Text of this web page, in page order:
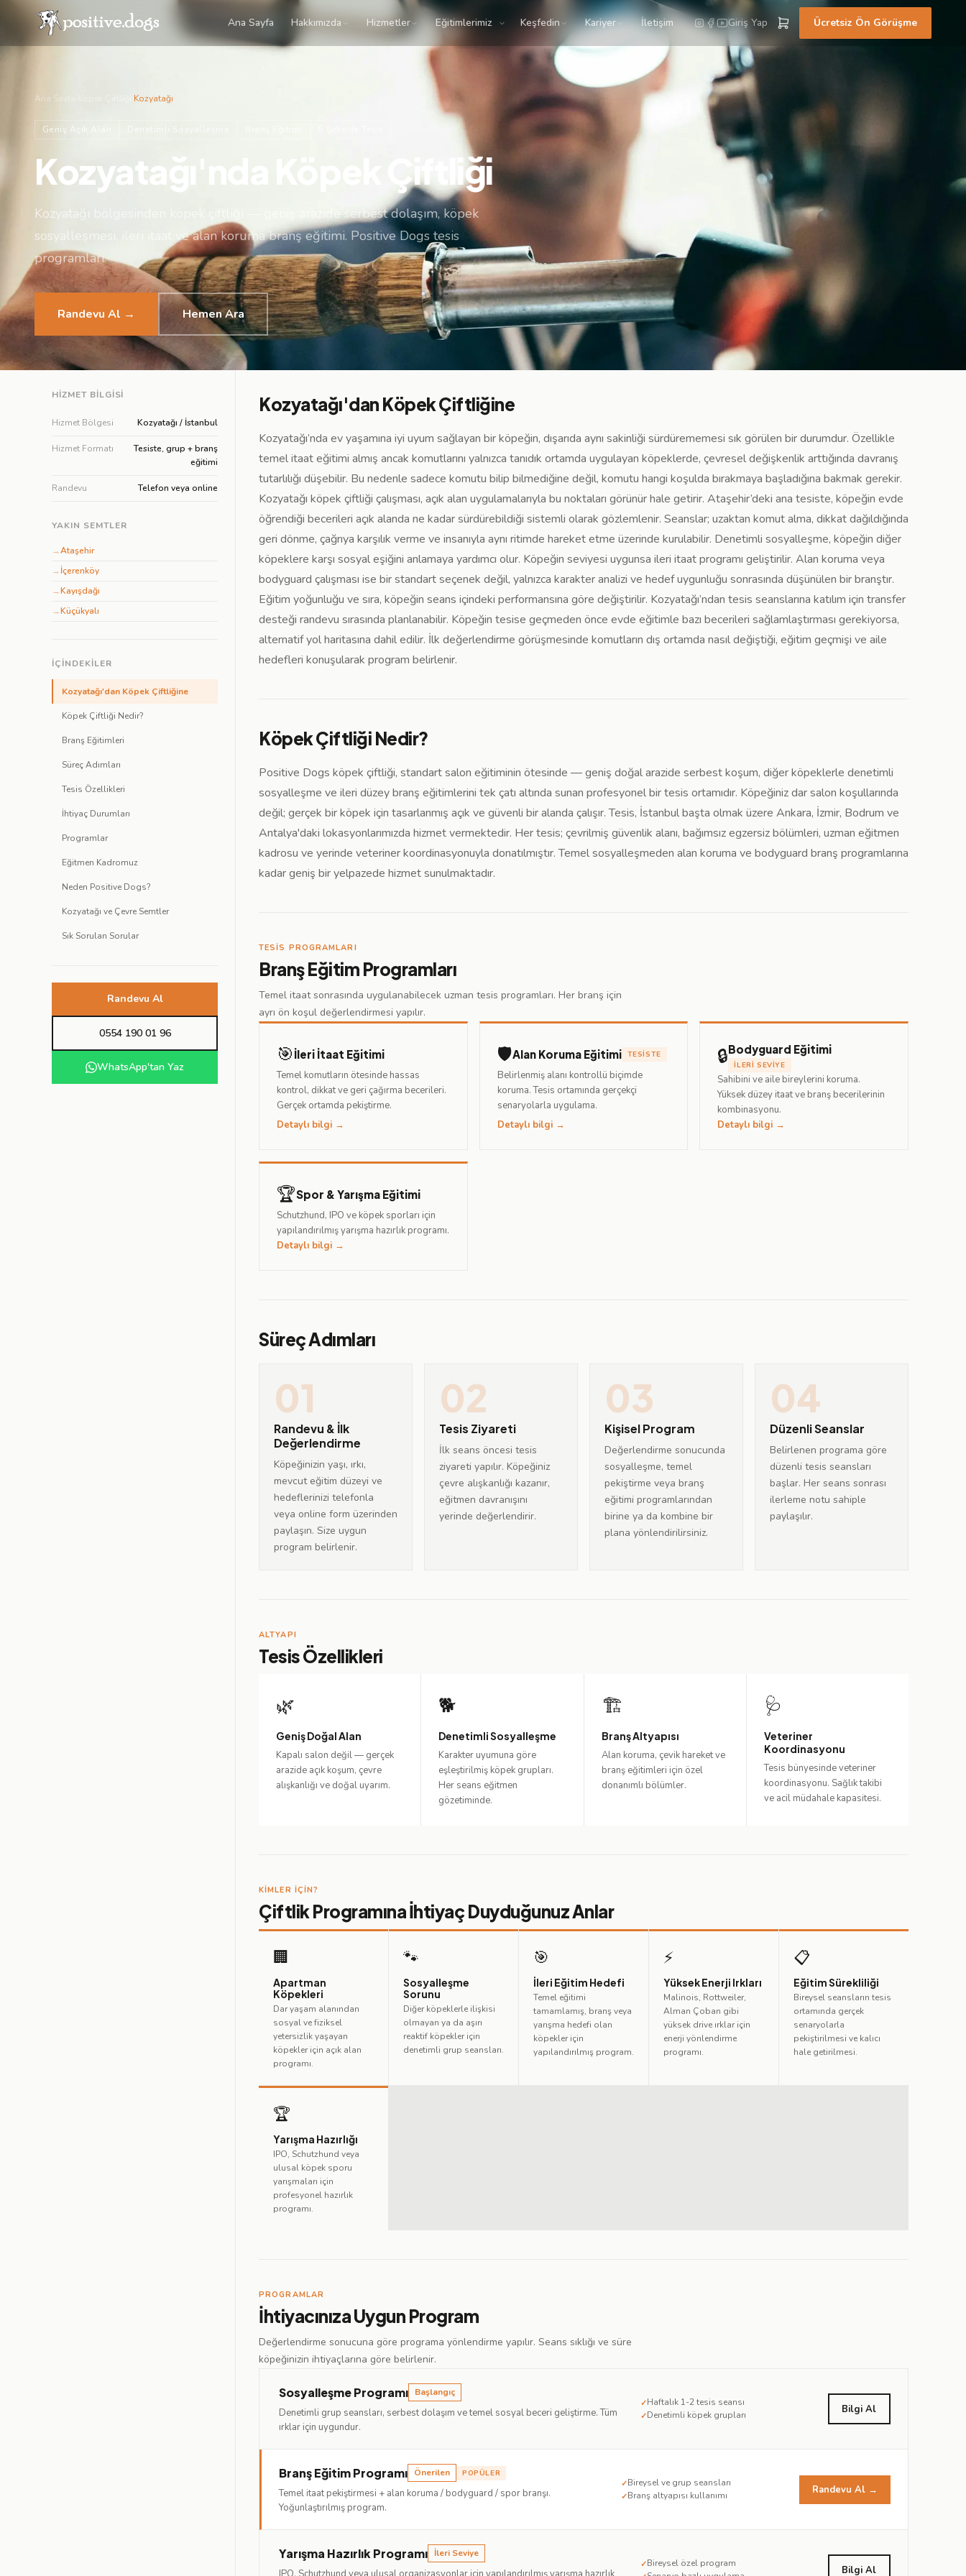
Ana Sayfa Hakkımızda Hizmetler Eğitimlerimiz Keşfedin Kariyer İletişim Giriş Yap Ücretsiz Ön Görüşme
Ana Sayfa Kozyatağı
Geniş Açık Alan
Kozyatağı'nda Köpek Çiftliği
Kozyatağı bölgesinden köpek çiftliği — geniş arazide serbest dolaşım, köpek
sosyalleşmesi, ileri itaat ve alan koruma branş eğitimi. Positive Dogs tesis
programları.
Randevu Al → Hemen Ara
HIZMET BILGISI
Hizmet Bölgesi Kozyatağı / İstanbul
Hizmet Formatı
Tesiste, grup + branş
eğitimi
Randevu Telefon veya online
YAKIN SEMTLER
→Ataşehir
→İçerenköy
→Kayışdağı
→Küçükyalı
İÇINDEKILER
Kozyatağı'dan Köpek Çiftliğine
Köpek Çiftliği Nedir?
Branş Eğitimleri
Süreç Adımları
Tesis Özellikleri
İhtiyaç Durumları
Programlar
Eğitmen Kadromuz
Neden Positive Dogs?
Kozyatağı ve Çevre Semtler
Sık Sorulan Sorular
Randevu Al
0554 190 01 96
WhatsApp'tan Yaz
Kozyatağı'dan Köpek Çiftliğine
Kozyatağı’nda ev yaşamına iyi uyum sağlayan bir köpeğin, dışarıda aynı sakinliği sürdürememesi sık görülen bir durumdur. Özellikle
temel itaat eğitimi almış ancak komutlarını yalnızca tanıdık ortamda uygulayan köpeklerde, çevresel değişkenlik arttığında davranış
tutarlılığı düşebilir. Bu nedenle sadece komutu bilip bilmediğine değil, komutu hangi koşulda bırakmaya başladığına bakmak gerekir.
Kozyatağı köpek çiftliği çalışması, açık alan uygulamalarıyla bu noktaları görünür hale getirir. Ataşehir’deki ana tesiste, köpeğin evde
öğrendiği becerileri açık alanda ne kadar sürdürebildiği sistemli olarak gözlemlenir. Seanslar; uzaktan komut alma, dikkat dağıldığında
geri dönme, çağrıya karşılık verme ve insanıyla aynı ritimde hareket etme üzerinde kurulabilir. Denetimli sosyalleşme, köpeğin diğer
köpeklere karşı sosyal eşiğini anlamaya yardımcı olur. Köpeğin seviyesi uygunsa ileri itaat programı geliştirilir. Alan koruma veya
bodyguard çalışması ise bir standart seçenek değil, yalnızca karakter analizi ve hedef uygunluğu sonrasında düşünülen bir branştır.
Eğitim yoğunluğu ve sıra, köpeğin seans içindeki performansına göre değiştirilir. Kozyatağı’ndan tesis seanslarına katılım için transfer
desteği randevu sırasında planlanabilir. Köpeğin tesise geçmeden önce evde eğitimle bazı becerileri sağlamlaştırması gerekiyorsa,
alternatif yol haritasına dahil edilir. İlk değerlendirme görüşmesinde komutların dış ortamda nasıl değiştiği, eğitim geçmişi ve aile
hedefleri konuşularak program belirlenir.
Köpek Çiftliği Nedir?
Positive Dogs köpek çiftliği, standart salon eğitiminin ötesinde — geniş doğal arazide serbest koşum, diğer köpeklerle denetimli
sosyalleşme ve ileri düzey branş eğitimlerini tek çatı altında sunan profesyonel bir tesis ortamıdır. Köpeğiniz dar salon koşullarında
değil; gerçek bir köpek için tasarlanmış açık ve güvenli bir alanda çalışır. Tesis, İstanbul başta olmak üzere Ankara, İzmir, Bodrum ve
Antalya'daki lokasyonlarımızda hizmet vermektedir. Her tesis; çevrilmiş güvenlik alanı, bağımsız egzersiz bölümleri, uzman eğitmen
kadrosu ve yerinde veteriner koordinasyonuyla donatılmıştır. Temel sosyalleşmeden alan koruma ve bodyguard branş programlarına
kadar geniş bir yelpazede hizmet sunulmaktadır.
TESIS PROGRAMLARI
Branş Eğitim Programları
Temel itaat sonrasında uygulanabilecek uzman tesis programları. Her branş için
ayrı ön koşul değerlendirmesi yapılır.
🎯 İleri İtaat Eğitimi
Temel komutların ötesinde hassas
kontrol, dikkat ve geri çağırma becerileri.
Gerçek ortamda pekiştirme.
Detaylı bilgi →
🛡️Alan Koruma Eğitimi TESISTE
Belirlenmiş alanı kontrollü biçimde
koruma. Tesis ortamında gerçekçi
senaryolarla uygulama.
Detaylı bilgi →
🔒Bodyguard Eğitimi
İLERI SEVIYE
Sahibini ve aile bireylerini koruma.
Yüksek düzey itaat ve branş becerilerinin
kombinasyonu.
Detaylı bilgi →
🏆Spor & Yarışma Eğitimi
Schutzhund, IPO ve köpek sporları için
yapılandırılmış yarışma hazırlık programı.
Detaylı bilgi →
Süreç Adımları
01
Randevu & İlk
Değerlendirme
Köpeğinizin yaşı, ırkı,
mevcut eğitim düzeyi ve
hedeflerinizi telefonla
veya online form üzerinden
paylaşın. Size uygun
program belirlenir.
02
Tesis Ziyareti
İlk seans öncesi tesis
ziyareti yapılır. Köpeğiniz
çevre alışkanlığı kazanır,
eğitmen davranışını
yerinde değerlendirir.
03
Kişisel Program
Değerlendirme sonucunda
sosyalleşme, temel
pekiştirme veya branş
eğitimi programlarından
birine ya da kombine bir
plana yönlendirilirsiniz.
04
Düzenli Seanslar
Belirlenen programa göre
düzenli tesis seansları
başlar. Her seans sonrası
ilerleme notu sahiple
paylaşılır.
ALTYAPI
Tesis Özellikleri
🌿
Geniş Doğal Alan
Kapalı salon değil — gerçek
arazide açık koşum, çevre
alışkanlığı ve doğal uyarım.
🐕
Denetimli Sosyalleşme
Karakter uyumuna göre
eşleştirilmiş köpek grupları.
Her seans eğitmen
gözetiminde.
🏗️
Branş Altyapısı
Alan koruma, çevik hareket ve
branş eğitimleri için özel
donanımlı bölümler.
🩺
Veteriner
Koordinasyonu
Tesis bünyesinde veteriner
koordinasyonu. Sağlık takibi
ve acil müdahale kapasitesi.
KIMLER IÇIN?
Çiftlik Programına İhtiyaç Duyduğunuz Anlar
🏢
Apartman
Köpekleri
Dar yaşam alanından
sosyal ve fiziksel
yetersizlik yaşayan
köpekler için açık alan
programı.
🐾
Sosyalleşme
Sorunu
Diğer köpeklerle ilişkisi
olmayan ya da aşırı
reaktif köpekler için
denetimli grup seansları.
🎯
İleri Eğitim Hedefi
Temel eğitimi
tamamlamış, branş veya
yarışma hedefi olan
köpekler için
yapılandırılmış program.
⚡
Yüksek Enerji Irkları
Malinois, Rottweiler,
Alman Çoban gibi
yüksek drive ırklar için
enerji yönlendirme
programı.
📋
Eğitim Sürekliliği
Bireysel seansların tesis
ortamında gerçek
senaryolarla
pekiştirilmesi ve kalıcı
hale getirilmesi.
🏆
Yarışma Hazırlığı
IPO, Schutzhund veya
ulusal köpek sporu
yarışmaları için
profesyonel hazırlık
programı.
PROGRAMLAR
İhtiyacınıza Uygun Program
Değerlendirme sonucuna göre programa yönlendirme yapılır. Seans sıklığı ve süre
köpeğinizin ihtiyaçlarına göre belirlenir.
Sosyalleşme Programı Başlangıç
Denetimli grup seansları, serbest dolaşım ve temel sosyal beceri geliştirme. Tüm
ırklar için uygundur.
✓Haftalık 1-2 tesis seansı
✓Denetimli köpek grupları Bilgi Al
Branş Eğitim Programı Önerilen POPÜLER
Temel itaat pekiştirmesi + alan koruma / bodyguard / spor branşı.
Yoğunlaştırılmış program.
✓Bireysel ve grup seansları
✓Branş altyapısı kullanımı Randevu Al →
Yarışma Hazırlık Programı İleri Seviye
✓Bireysel özel program
Bilgi Al